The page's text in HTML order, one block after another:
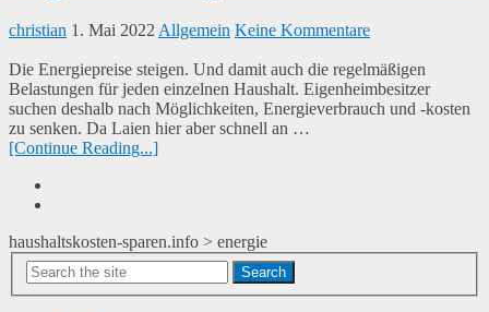
christian 1. Mai 2022 Allgemein Keine Kommentare
Die Energiepreise steigen. Und damit auch die regelmäßigen
Belastungen für jeden einzelnen Haushalt. Eigenheimbesitzer
suchen deshalb nach Möglichkeiten, Energieverbrauch und -kosten
zu senken. Da Laien hier aber schnell an …
[Continue Reading...]
haushaltskosten-sparen.info > energie
Search